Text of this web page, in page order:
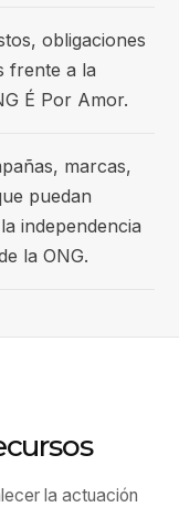
obligaciones
frente a la
É Por Amor.
marcas,
puedan
independencia
la ONG.
la actuación